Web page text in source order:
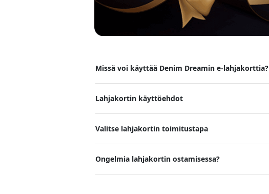
Missä voi käyttää Denim Dreamin e-lahjakorttia?
Lahjakortin käyttöehdot
Valitse lahjakortin toimitustapa
Ongelmia lahjakortin ostamisessa?